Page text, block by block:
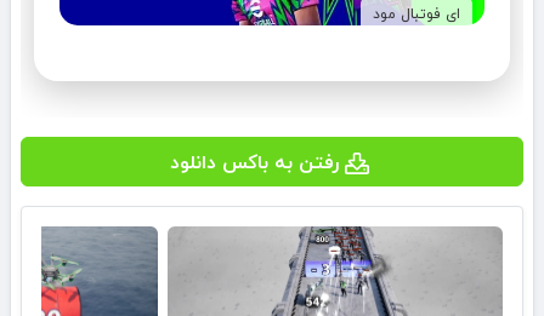
ای فوتبال مود
رفتن به باکس دانلود